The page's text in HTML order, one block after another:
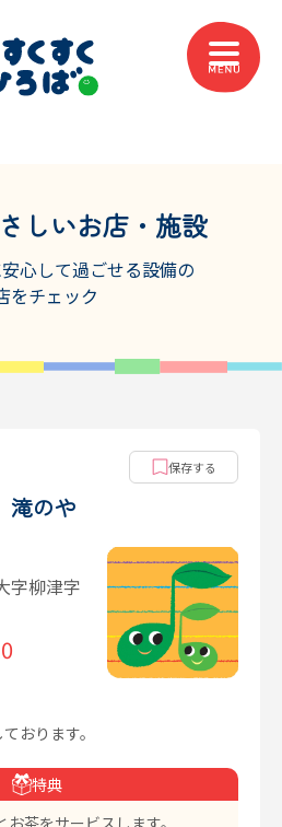
しいお店・施設
心して過ごせる設備の
をチェック
保存する
のや
字柳津字
おります。
特典
茶をサービスします。